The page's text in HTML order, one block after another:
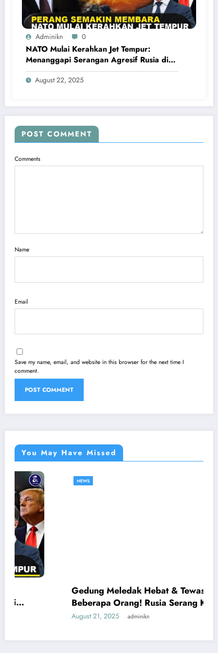
Adminikn 0
NATO Mulai Kerahkan Jet Tempur:
Menanggapi Serangan Agresif Rusia di
Ukraina
August 22, 2025
POST COMMENT
Comments
Name
Email
Save my name, email, and website in this browser for the next time I
comment.
You May Have Missed
NEWS
Gedung Meledak Hebat & Tewaskan
Beberapa Orang! Rusia Serang Kota-kota
Ukraina Saat Zelensky Temui Trump
adminikn